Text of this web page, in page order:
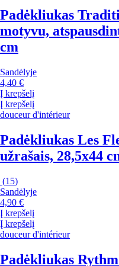
Padėkliukas
motyvu,
cm
Sandėlyje
4,40 €
Į krepšelį
Į krepšelį
douceur d'intérieur
Padėkliukas Les
užrašais, 28,5x44
(15)
Sandėlyje
4,90 €
Į krepšelį
Į krepšelį
douceur d'intérieur
Padėkliukas